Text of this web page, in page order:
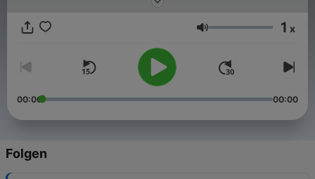
Lautstärke 1 x
00:00 00:00
Folgen